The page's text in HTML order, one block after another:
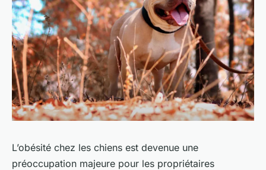
L’obésité chez les chiens est devenue une
préoccupation majeure pour les propriétaires